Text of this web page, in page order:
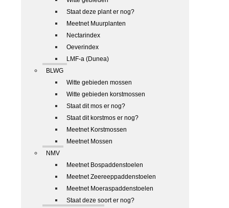
Staat deze plant er nog?
Meetnet Muurplanten
Nectarindex
Oeverindex
LMF-a (Dunea)
BLWG
Witte gebieden mossen
Witte gebieden korstmossen
Staat dit mos er nog?
Staat dit korstmos er nog?
Meetnet Korstmossen
Meetnet Mossen
NMV
Meetnet Bospaddenstoelen
Meetnet Zeereeppaddenstoelen
Meetnet Moeraspaddenstoelen
Staat deze soort er nog?